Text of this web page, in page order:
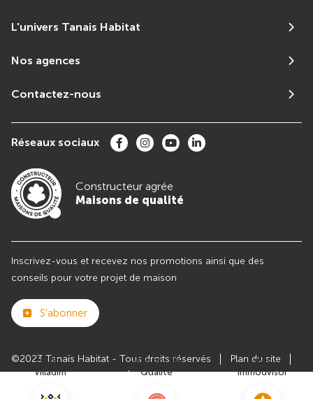
Club
Villadim
Maisons de
Qualité
Avis
Immodvisor
L'univers Tanais Habitat
Nos agences
Contactez-nous
Réseaux sociaux
Constructeur agrée
Maisons de qualité
Inscrivez-vous et recevez nos promotions ainsi que des
conseils pour votre projet de maison
S'abonner
©2023 Tanaïs Habitat - Tous droits réservés
Plan du site
Paramètres des cookies
Politiques de Confidentialités
Mentions légales
Recrutement